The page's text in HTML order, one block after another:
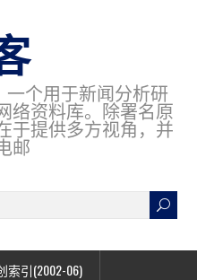
，一个用于新闻分析研
络资料库。除署名原
于提供多方视角，并
邮
索引(2002-06)